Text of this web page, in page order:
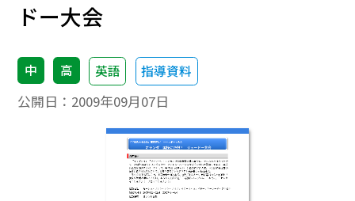
ドー大会
中 高 英語 指導資料
公開日： 2009年09月07日